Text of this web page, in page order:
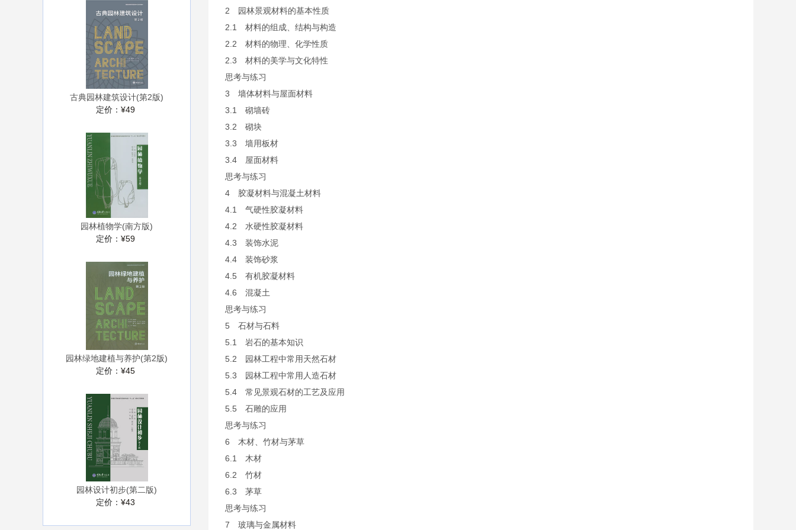
古典园林建筑设计(第2版)
定价： ¥49
园林植物学(南方版)
定价： ¥59
园林绿地建植与养护(第2版)
定价： ¥45
园林设计初步(第二版)
定价： ¥43
2 园林景观材料的基本性质
2.1 材料的组成、结构与构造
2.2 材料的物理、化学性质
2.3 材料的美学与文化特性
思考与练习
3 墙体材料与屋面材料
3.1 砌墙砖
3.2 砌块
3.3 墙用板材
3.4 屋面材料
思考与练习
4 胶凝材料与混凝土材料
4.1 气硬性胶凝材料
4.2 水硬性胶凝材料
4.3 装饰水泥
4.4 装饰砂浆
4.5 有机胶凝材料
4.6 混凝土
思考与练习
5 石材与石料
5.1 岩石的基本知识
5.2 园林工程中常用天然石材
5.3 园林工程中常用人造石材
5.4 常见景观石材的工艺及应用
5.5 石雕的应用
思考与练习
6 木材、竹材与茅草
6.1 木材
6.2 竹材
6.3 茅草
思考与练习
7 玻璃与金属材料